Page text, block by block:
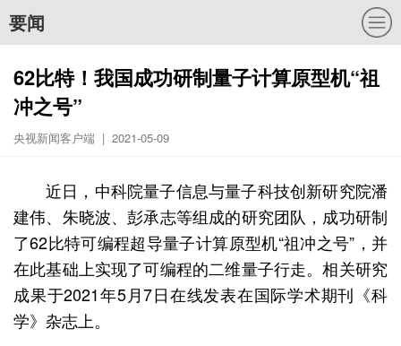
要闻
62比特！我国成功研制量子计算原型机“祖
冲之号”
央视新闻客户端 | 2021-05-09
近日，中科院量子信息与量子科技创新研究院潘
建伟、朱晓波、彭承志等组成的研究团队，成功研制
了62比特可编程超导量子计算原型机“祖冲之号”，并
在此基础上实现了可编程的二维量子行走。相关研究
成果于2021年5月7日在线发表在国际学术期刊《科
学》杂志上。